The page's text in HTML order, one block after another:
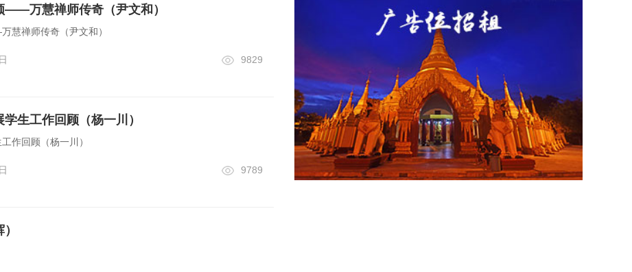
——万慧禅师传奇（尹文和）
慧禅师传奇（尹文和）
9829
生工作回顾（杨一川）
作回顾（杨一川）
9789